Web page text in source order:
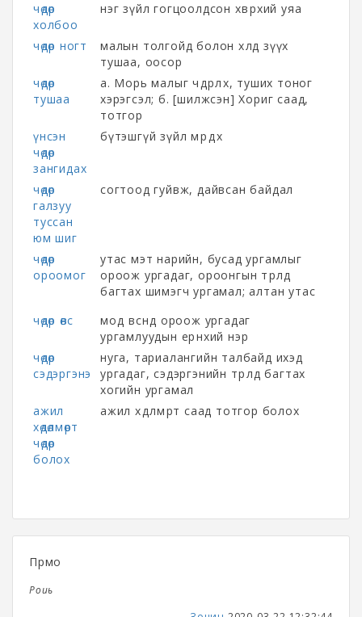
чөдөр
холбоо
нэг зүйл гогцоолдсон хөвөрхий уяа
чөдөр ногт
малын толгойд болон хөлд зүүх
тушаа, оосор
чөдөр
тушаа
а. Морь малыг чөдөрлөх, туших тоног
хэрэгсэл; б. [шилжсэн] Хориг саад,
тотгор
үнсэн
чөдөр
зангидах
бүтэшгүй зүйл мөрөөдөх
чөдөр
галзуу
туссан
юм шиг
согтоод гуйвж, дайвсан байдал
чөдөр
ороомог
утас мэт нарийн, бусад ургамлыг
ороож ургадаг, ороонгын төрөлд
багтах шимэгч ургамал; алтан утас
чөдөр өвс
мод өвсөнд ороож ургадаг
ургамлуудын ерөнхий нэр
чөдөр
сэдэргэнэ
нуга, тариалангийн талбайд ихэд
ургадаг, сэдэргэнийн төрөлд багтах
хогийн ургамал
ажил
хөдөлмөрт
чөдөр
болох
ажил хөдөлмөрт саад тотгор болох
Прмо
Роиь